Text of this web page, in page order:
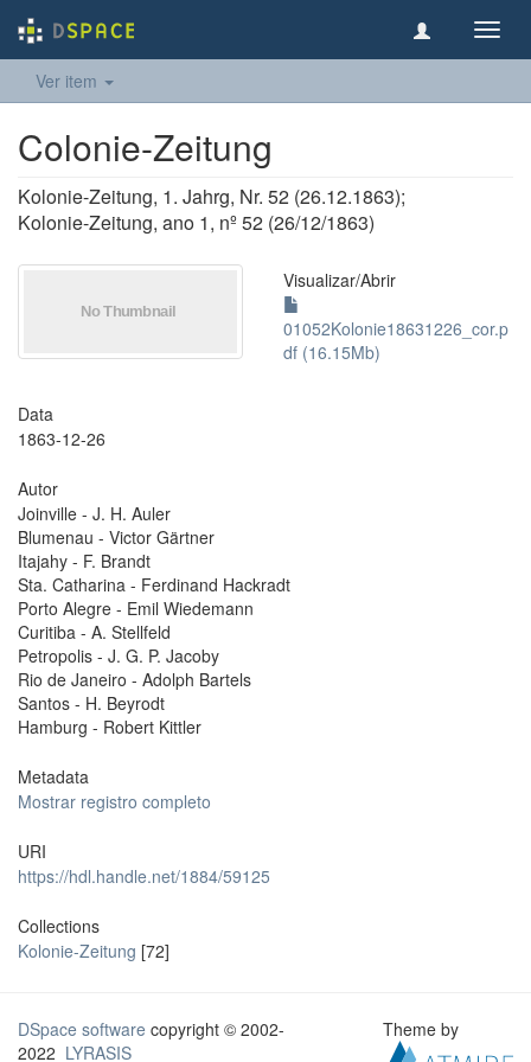
Ver item
Colonie-Zeitung
Kolonie-Zeitung, 1. Jahrg, Nr. 52 (26.12.1863);
Kolonie-Zeitung, ano 1, nº 52 (26/12/1863)
Visualizar/Abrir
01052Kolonie18631226_cor.p
df (16.15Mb)
Data
1863-12-26
Autor
Joinville - J. H. Auler
Blumenau - Victor Gärtner
Itajahy - F. Brandt
Sta. Catharina - Ferdinand Hackradt
Porto Alegre - Emil Wiedemann
Curitiba - A. Stellfeld
Petropolis - J. G. P. Jacoby
Rio de Janeiro - Adolph Bartels
Santos - H. Beyrodt
Hamburg - Robert Kittler
Metadata
Mostrar registro completo
URI
https://hdl.handle.net/1884/59125
Collections
Kolonie-Zeitung [72]
DSpace software copyright © 2002-
2022 LYRASIS
Theme by